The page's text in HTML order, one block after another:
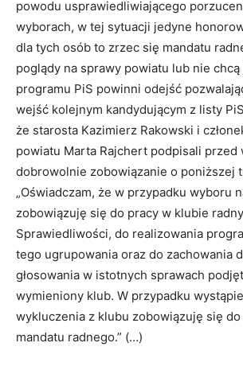
powodu usprawiedliwiającego
wyborach, w tej sytuacji jedyne
dla tych osób to zrzec się mandatu
poglądy na sprawy powiatu lub nie
programu PiS powinni odejść
wejść kolejnym kandydującym z listy
że starosta Kazimierz Rakowski i
powiatu Marta Rajchert podpisali przed
dobrowolnie zobowiązanie o poniższej
„Oświadczam, że w przypadku wyboru
zobowiązuję się do pracy w klubie
Sprawiedliwości, do realizowania
tego ugrupowania oraz do zachowania
głosowania w istotnych sprawach
wymieniony klub. W przypadku
wykluczenia z klubu zobowiązuję się
mandatu radnego.” (…)